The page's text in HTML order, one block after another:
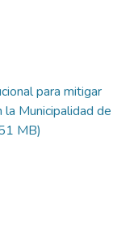
para mitigar
la Municipalidad de
MB)